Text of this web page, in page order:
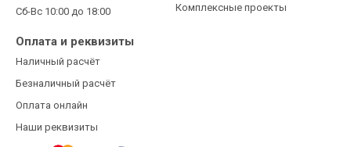
Сб-Вс 10:00 до 18:00
Комплексные проекты
Оплата и реквизиты
Наличный расчёт
Безналичный расчёт
Оплата онлайн
Наши реквизиты